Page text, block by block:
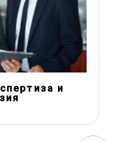
и